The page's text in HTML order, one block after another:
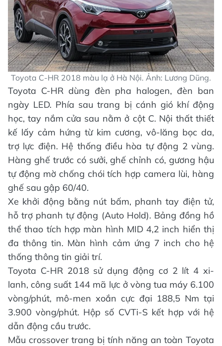
Toyota C-HR 2018 màu lạ ở Hà Nội. Ảnh: Lương Dũng.
Toyota C-HR dùng đèn pha halogen, đèn ban
ngày LED. Phía sau trang bị cánh gió khí động
học, tay nắm cửa sau nằm ở cột C. Nội thất thiết
kế lấy cảm hứng từ kim cương, vô-lăng bọc da,
trợ lực điện. Hệ thống điều hòa tự động 2 vùng.
Hàng ghế trước có sưởi, ghế chỉnh có, gương hậu
tự động mờ chống chói tích hợp camera lùi, hàng
ghế sau gập 60/40.
Xe khởi động bằng nút bấm, phanh tay điện tử,
hỗ trợ phanh tự động (Auto Hold). Bảng đồng hồ
thể thao tích hợp màn hình MID 4,2 inch hiển thị
đa thông tin. Màn hình cảm ứng 7 inch cho hệ
thống thông tin giải trí.
Toyota C-HR 2018 sử dụng động cơ 2 lít 4 xi-
lanh, công suất 144 mã lực ở vòng tua máy 6.100
vòng/phút, mô-men xoắn cực đại 188,5 Nm tại
3.900 vòng/phút. Hộp số CVTi-S kết hợp với hệ
dẫn động cầu trước.
Mẫu crossover trang bị tính năng an toàn Toyota